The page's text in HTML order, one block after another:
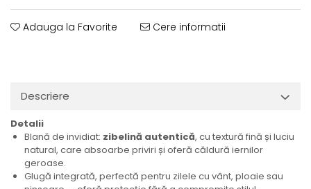
Adauga la Favorite Cere informatii
Descriere
Detalii
Blană de invidiat: zibelină autentică, cu textură fină și luciu
natural, care absoarbe priviri și oferă căldură iernilor
geroase.
Glugă integrată, perfectă pentru zilele cu vânt, ploaie sau